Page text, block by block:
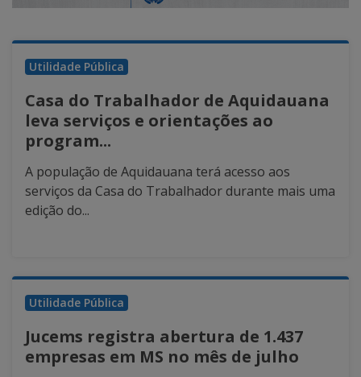
Utilidade Pública
Casa do Trabalhador de Aquidauana
leva serviços e orientações ao
program...
A população de Aquidauana terá acesso aos
serviços da Casa do Trabalhador durante mais uma
edição do...
Utilidade Pública
Jucems registra abertura de 1.437
empresas em MS no mês de julho